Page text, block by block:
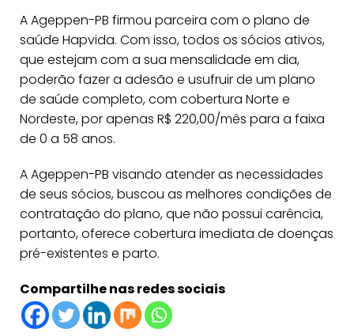
A Ageppen-PB firmou parceira com o plano de
saúde Hapvida. Com isso, todos os sócios ativos,
que estejam com a sua mensalidade em dia,
poderão fazer a adesão e usufruir de um plano
de saúde completo, com cobertura Norte e
Nordeste, por apenas R$ 220,00/mês para a faixa
de 0 a 58 anos.
A Ageppen-PB visando atender as necessidades
de seus sócios, buscou as melhores condições de
contratação do plano, que não possui carência,
portanto, oferece cobertura imediata de doenças
pré-existentes e parto.
Compartilhe nas redes sociais